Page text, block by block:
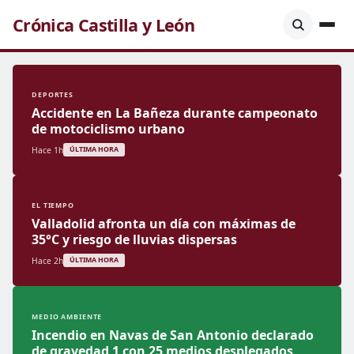
Crónica Castilla y León
DEPORTES
Accidente en La Bañeza durante campeonato
de motociclismo urbano
Hace 1h ÚLTIMA HORA
EL TIEMPO
Valladolid afronta un día con máximas de
35°C y riesgo de lluvias dispersas
Hace 2h ÚLTIMA HORA
MEDIO AMBIENTE
Incendio en Navas de San Antonio declarado